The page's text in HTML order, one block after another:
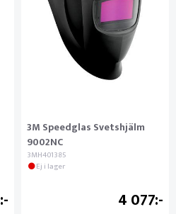
3M Speedglas Svetshjälm
9002NC
3MH401385
Ej i lager
4 077